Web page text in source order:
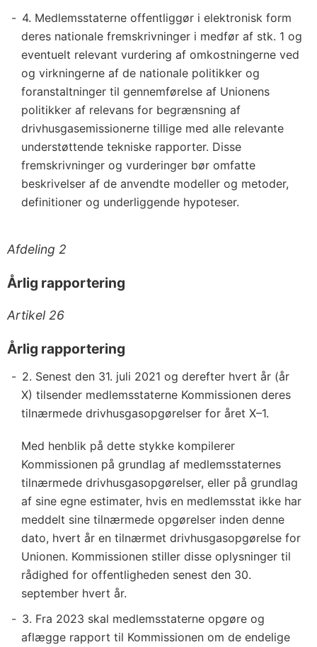
4. Medlemsstaterne offentliggør i elektronisk form
deres nationale fremskrivninger i medfør af stk. 1 og
eventuelt relevant vurdering af omkostningerne ved
og virkningerne af de nationale politikker og
foranstaltninger til gennemførelse af Unionens
politikker af relevans for begrænsning af
drivhusgasemissionerne tillige med alle relevante
understøttende tekniske rapporter. Disse
fremskrivninger og vurderinger bør omfatte
beskrivelser af de anvendte modeller og metoder,
definitioner og underliggende hypoteser.
Afdeling 2
Årlig rapportering
Artikel 26
Årlig rapportering
2. Senest den 31. juli 2021 og derefter hvert år (år
X) tilsender medlemsstaterne Kommissionen deres
tilnærmede drivhusgasopgørelser for året X–1.
Med henblik på dette stykke kompilerer
Kommissionen på grundlag af medlemsstaternes
tilnærmede drivhusgasopgørelser, eller på grundlag
af sine egne estimater, hvis en medlemsstat ikke har
meddelt sine tilnærmede opgørelser inden denne
dato, hvert år en tilnærmet drivhusgasopgørelse for
Unionen. Kommissionen stiller disse oplysninger til
rådighed for offentligheden senest den 30.
september hvert år.
3. Fra 2023 skal medlemsstaterne opgøre og
aflægge rapport til Kommissionen om de endelige